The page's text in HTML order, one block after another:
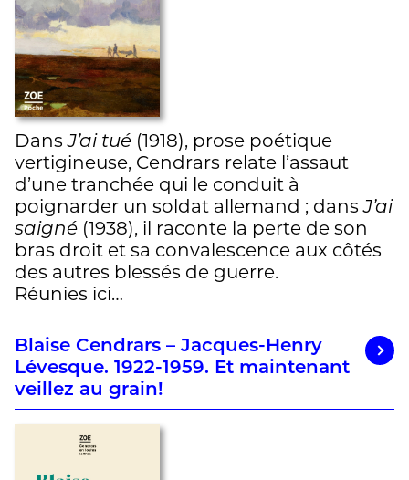
DansJ’ai tué (1918), prose poétique
vertigineuse, Cendrars relate l’assaut
d’une tranchée qui le conduit à
poignarder un soldat allemand ; dansJ’ai
saigné (1938), il raconte la perte de son
bras droit et sa convalescence aux côtés
des autres blessés de guerre.
Réunies ici…
Blaise Cendrars – Jacques-Henry
Lévesque. 1922-1959. Et maintenant
veillez au grain!